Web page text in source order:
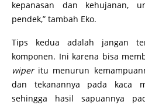
kepanasan dan kehujanan,
pendek,” tambah Eko.
Tips kedua adalah jangan
komponen. Ini karena bisa
wiper itu menurun
dan tekanannya pada kaca
sehingga hasil sapuannya